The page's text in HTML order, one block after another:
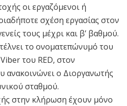
οι εργαζόμενοι ή
σχέση εργασίας στον
τους μέχρι και β’ βαθμού.
το ονοματεπώνυμό του
του RED, στον
ανακοινώνει ο Διοργανωτής
σταθμού.
στην κλήρωση έχουν μόνο